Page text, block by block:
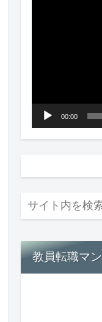
ヤ
ー
00:00
教員転職マン